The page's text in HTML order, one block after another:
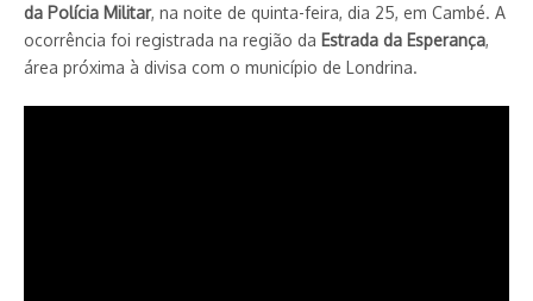
da Polícia Militar, na noite de quinta-feira, dia 25, em Cambé. A
ocorrência foi registrada na região da Estrada da Esperança,
área próxima à divisa com o município de Londrina.